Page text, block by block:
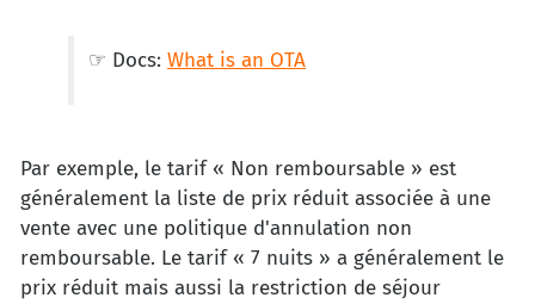
☞ Docs: What is an OTA
Par exemple, le tarif « Non remboursable » est
généralement la liste de prix réduit associée à une
vente avec une politique d'annulation non
remboursable. Le tarif « 7 nuits » a généralement le
prix réduit mais aussi la restriction de séjour